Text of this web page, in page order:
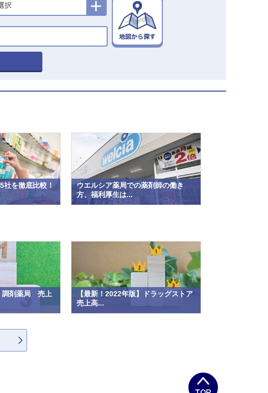
択
社を徹底比較！
ウエルシア薬局での薬剤師の働き
方、福利厚生は...
調剤薬局 売上
【最新！2022年版】ドラッグストア
売上高...